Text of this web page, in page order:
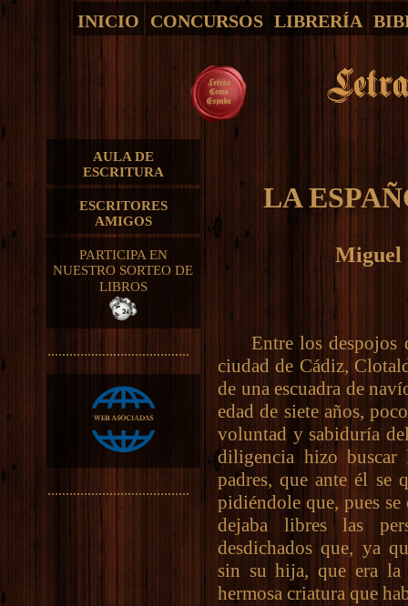
INICIO CONCURSOS LIBRERÍA
AULA DE
ESCRITURA
ESCRITORES
AMIGOS
PARTICIPA EN
NUESTRO SORTEO DE
LIBROS
.......................................
.......................................
LA
Miguel
Entre los despojos
ciudad de Cádiz,
de una escuadra de
edad de siete años,
voluntad y sabiduría
diligencia hizo buscar
padres, que ante él se
pidiéndole que, pues se
dejaba libres las
desdichados que, ya
sin su hija, que era
hermosa criatura que